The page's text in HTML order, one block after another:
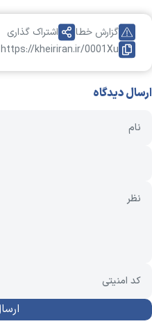
https://kheiriran.ir/0001Xu
گزارش خطا اشتراک گذاری
ارسال دیدگاه